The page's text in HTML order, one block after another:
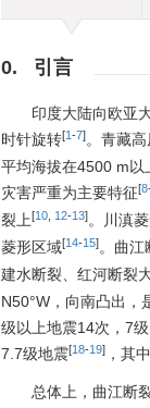
0. 引言
印度大陆向欧亚
时针旋转[1-7]。青藏
平均海拔在4500 m以
灾害严重为主要特征[8
裂上[10 12-13]。川滇
菱形区域[14-15]。曲
建水断裂、红河断裂
N50°W，向南凸出，
级以上地震14次，7
7.7级地震[18-19] ，其
总体上，曲江断